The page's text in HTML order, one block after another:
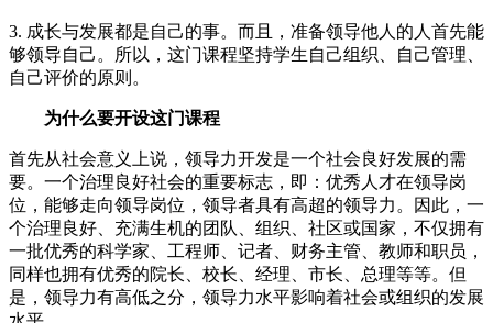
3. 成长与发展都是自己的事。而且，准备领导他人的人首先能
够领导自己。所以，这门课程坚持学生自己组织、自己管理、
自己评价的原则。
为什么要开设这门课程
首先从社会意义上说，领导力开发是一个社会良好发展的需
要。一个治理良好社会的重要标志，即：优秀人才在领导岗
位，能够走向领导岗位，领导者具有高超的领导力。因此，一
个治理良好、充满生机的团队、组织、社区或国家，不仅拥有
一批优秀的科学家、工程师、记者、财务主管、教师和职员，
同样也拥有优秀的院长、校长、经理、市长、总理等等。但
是，领导力有高低之分，领导力水平影响着社会或组织的发展